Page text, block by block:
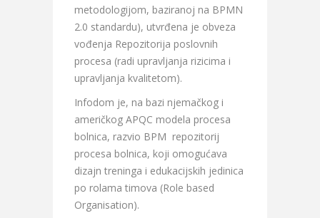
metodologijom, baziranoj na BPMN
2.0 standardu), utvrđena je obveza
vođenja Repozitorija poslovnih
procesa (radi upravljanja rizicima i
upravljanja kvalitetom).
Infodom je, na bazi njemačkog i
američkog APQC modela procesa
bolnica, razvio BPM repozitorij
procesa bolnica, koji omogućava
dizajn treninga i edukacijskih jedinica
po rolama timova (Role based
Organisation).